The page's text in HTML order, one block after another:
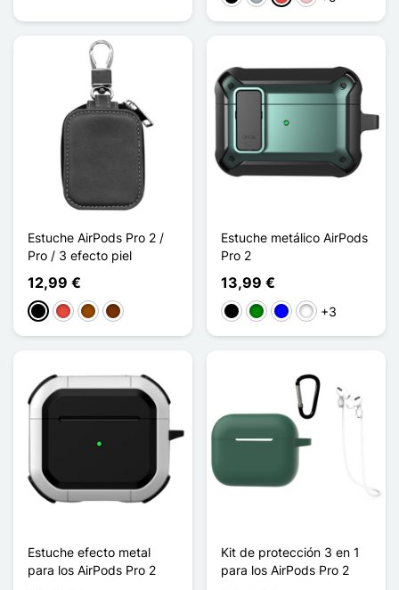
Estuche AirPods Pro 2 /
Pro / 3 efecto piel
12,99 €
NegroRojoMarrón
Café
Estuche metálico AirPods
Pro 2
13,99 €
NegroVerdeAzulNoir / Bleu
+3
Estuche efecto metal
para los AirPods Pro 2
Kit de protección 3 en 1
para los AirPods Pro 2